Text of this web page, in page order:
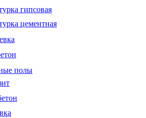
гипсовая
цементная
полы